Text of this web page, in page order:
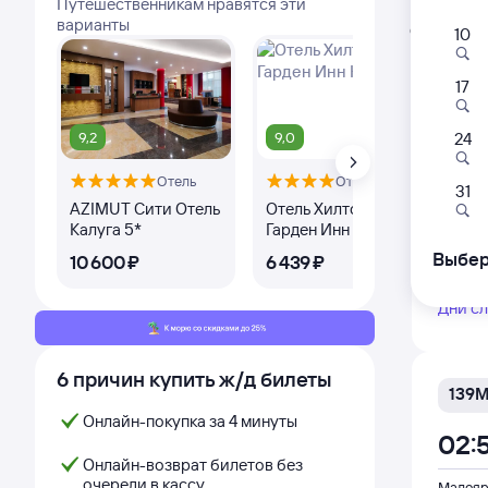
варианты
9,2
Отель
AZIMUT Сити Отель
Калуга 5*
10 ⁠600 ⁠₽
9,0
Отель
Отель Хилтон
Гарден Инн Калуга
6 ⁠439 ⁠₽
8,3
3
6 причин купить ж/д билеты
Онлайн-покупка за 4 минуты
Онлайн-возврат билетов без
Открыта
085Щ
из
Дни
139М
10
17
24
31